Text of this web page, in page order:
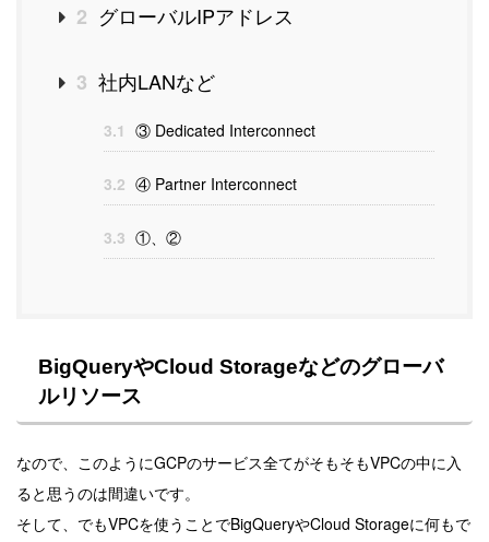
2 グローバルIPアドレス
3 社内LANなど
3.1 ③ Dedicated Interconnect
3.2 ④ Partner Interconnect
3.3 ①、②
BigQueryやCloud Storageなどのグローバ
ルリソース
なので、このようにGCPのサービス全てがそもそもVPCの中に入
ると思うのは間違いです。
そして、でもVPCを使うことでBigQueryやCloud Storageに何もで